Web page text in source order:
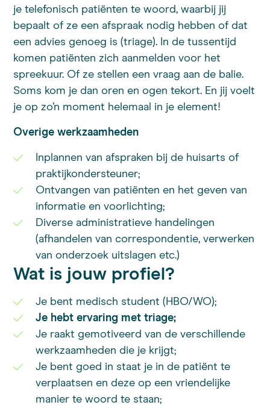
je telefonisch patiënten te woord, waarbij jij
bepaalt of ze een afspraak nodig hebben of dat
een advies genoeg is (triage). In de tussentijd
komen patiënten zich aanmelden voor het
spreekuur. Of ze stellen een vraag aan de balie.
Soms kom je dan oren en ogen tekort. En jij voelt
je op zo’n moment helemaal in je element!
Overige werkzaamheden
Inplannen van afspraken bij de huisarts of
praktijkondersteuner;
Ontvangen van patiënten en het geven van
informatie en voorlichting;
Diverse administratieve handelingen
(afhandelen van correspondentie, verwerken
van onderzoek uitslagen etc.)
Wat is jouw profiel?
Je bent medisch student (HBO/WO);
Je hebt ervaring met triage;
Je raakt gemotiveerd van de verschillende
werkzaamheden die je krijgt;
Je bent goed in staat je in de patiënt te
verplaatsen en deze op een vriendelijke
manier te woord te staan;